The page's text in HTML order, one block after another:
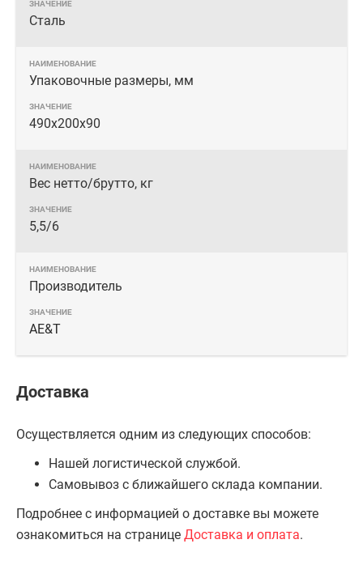
Сталь
Упаковочные размеры, мм
490х200х90
Вес нетто/брутто, кг
5,5/6
Производитель
AE&T
Доставка
Осуществляется одним из следующих способов:
Нашей логистической службой.
Самовывоз с ближайшего склада компании.
Подробнее с информацией о доставке вы можете
ознакомиться на странице Доставка и оплата.